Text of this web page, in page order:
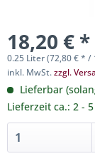
18,20 € *
0.25 Liter (72,80 € * /
inkl. MwSt.zzgl.
Lieferbar
Lieferzeit ca.: 2 -